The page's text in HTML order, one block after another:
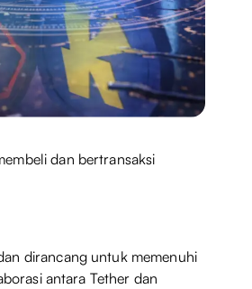
dan bertransaksi
dirancang untuk memenuhi
antara Tether dan